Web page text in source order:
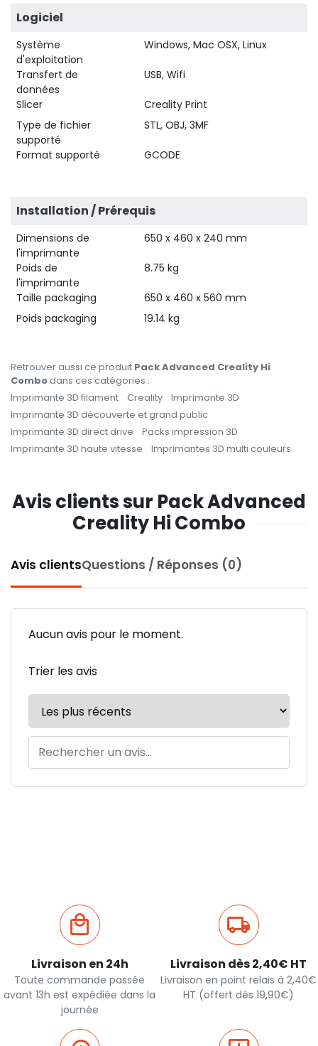
Logiciel
Système
d'exploitation
Windows, Mac OSX, Linux
Transfert de
données
USB, Wifi
Slicer
Creality Print
Type de fichier
supporté
STL, OBJ, 3MF
Format supporté GCODE
Installation / Prérequis
Dimensions de
l'imprimante
650 x 460 x 240 mm
Poids de
l'imprimante
8.75 kg
Taille packaging
650 x 460 x 560 mm
Poids packaging
19.14 kg
Retrouver aussi ce produit Pack Advanced Creality Hi
Combodans ces catégories :
Imprimante 3D filament
Creality
Imprimante 3D
Imprimante 3D découverte et grand public
Imprimante 3D direct drive
Packs impression 3D
Imprimante 3D haute vitesse
Imprimantes 3D multi couleurs
Avis clients sur Pack Advanced
Creality Hi Combo
Avis clientsQuestions / Réponses (0)
Aucun avis pour le moment.
Trier les avis
Livraison en 24h
Toute commande passée
avant 13h est expédiée dans la
journée
Livraison dès 2,40€ HT
Livraison en point relais à 2,40€
HT (offert dès 19,90€)